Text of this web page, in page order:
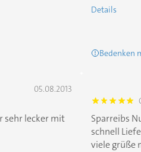
Details
Bedenken
05.08.2013
sehr lecker mit
5.0
Sparreibs
schnell
viele grüße